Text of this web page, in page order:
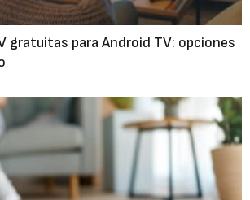
gratuitas para Android TV: opciones